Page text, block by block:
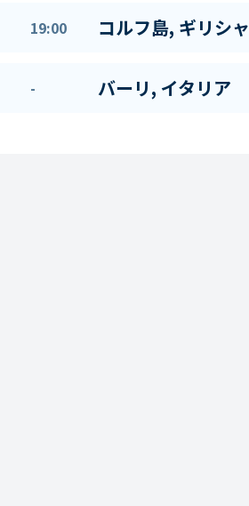
19:00 コルフ島, ギリシャ
- バーリ, イタリア